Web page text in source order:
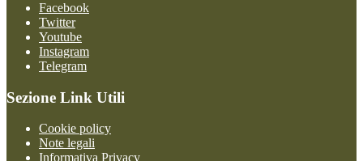
Facebook
Twitter
Youtube
Instagram
Telegram
Sezione Link Utili
Cookie policy
Note legali
Informativa Privacy